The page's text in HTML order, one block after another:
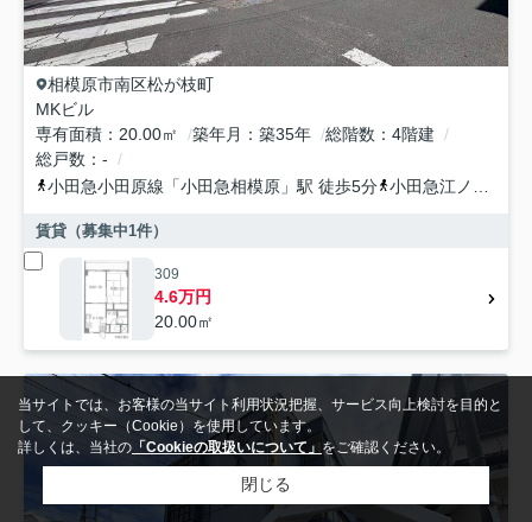
相模原市南区松が枝町
MKビル
専有面積
20.00㎡ 築年月 築35年 総階数
4階建
総戸数
-
小田急小田原線 「小田急相模原 」駅 徒歩5分 小田急江ノ島線
賃貸（募集中1件）
309
4.6万円
20.00㎡
当サイトでは、お客様の当サイト利用状況把握、サービス向上検討を目的と
して、クッキー（Cookie）を使用しています。
詳しくは、当社の 「Cookieの取扱いについて」 をご確認ください。
閉じる